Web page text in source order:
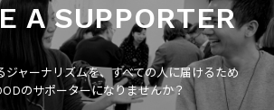
A SUPPORTER
ジャーナリズムを、すべての人に届けるため
のサポーターになりませんか？